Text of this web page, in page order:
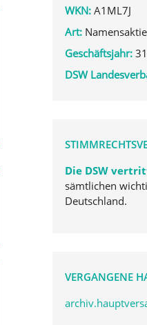
WKN: A1ML7J
Art: Namensaktie
Geschäftsjahr:
DSW
Die DSW
sämtlichen
Deutschland.
VERGANGENE